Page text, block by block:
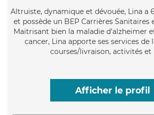
Altruiste, dynamique et dévouée, Lina a
et possède un BEP Carrières Sanitaires
Maitrisant bien la maladie d'alzheimer
cancer, Lina apporte ses services de
courses/livraison, activités et
Afficher le profil